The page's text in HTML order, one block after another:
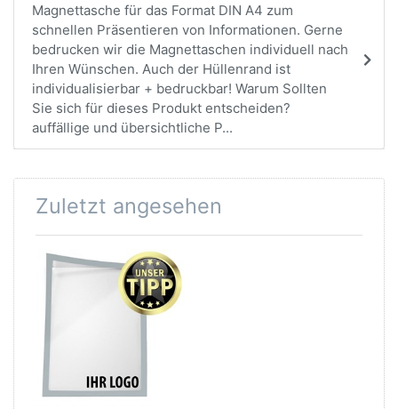
Magnettasche für das Format DIN A4 zum
schnellen Präsentieren von Informationen. Gerne
bedrucken wir die Magnettaschen individuell nach
Ihren Wünschen. Auch der Hüllenrand ist
individualisierbar + bedruckbar! Warum Sollten
Sie sich für dieses Produkt entscheiden?
auffällige und übersichtliche P...
Zuletzt angesehen